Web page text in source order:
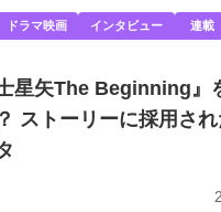
ドラマ映画 インタビュー 連載
星矢The Beginning』
ストーリーに採用さ